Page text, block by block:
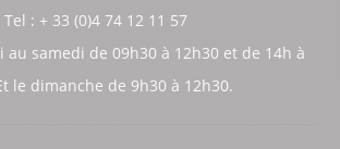
Tel : + 33 (0)4 74 12 11 57
samedi de 09h30 à 12h30 et de 14h à
le dimanche de 9h30 à 12h30.